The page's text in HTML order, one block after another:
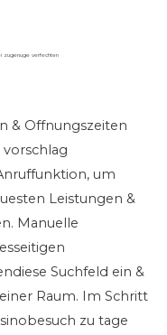
zugenuge verfechten
& Offnungszeiten
um
Leistungen &
Manuelle
Suchfeld ein &
Raum. Im Schritt
zu tage